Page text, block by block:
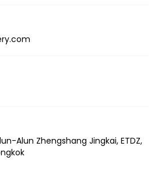
Alun Zhengshang Jingkai, ETDZ,